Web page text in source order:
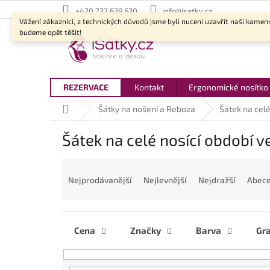
na
obsah
Vážení zákazníci, z technických důvodů jsme byli nuceni uzavřít naši
budeme opět těšit!
+420 737 639 630 info@isatky.cz
REZERVACE Kontakt Ergonomické nosítko
Domů Šátky na nošení a Reboza Šátek na
Šátek na celé nosící období
r
Nejprodávanější Nejlevnější Nejdražší
Cena Značky Barva